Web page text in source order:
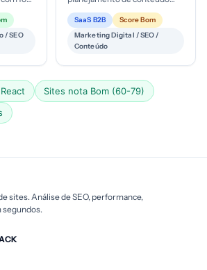
ticket
/ SEO
com IA, público-alvo de
equipes de marketing de
conteúdo; estágio de ma...
SaaS B2B
Score Bom
Marketing Digital / SEO /
Conteúdo
Sites nota Bom (60-79)
sites. Análise de SEO, performance,
segundos.